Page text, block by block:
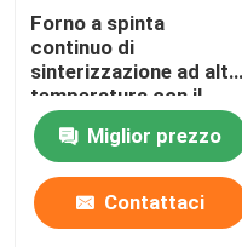
Prodotti
Circa noi
Giro della fabbrica
Forno a spinta
continuo di
sinterizzazione ad alta
temperatura con il
carburo di silicio Rohi
per le parti strutturali
di biossido di zirconio
dell'allumina
Miglior prezzo
Contattaci